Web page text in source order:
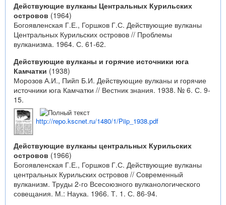
Действующие вулканы Центральных Курильских
островов (1964)
Богоявленская Г.Е., Горшков Г.С. Действующие вулканы
Центральных Курильских островов // Проблемы
вулканизма. 1964. С. 61-62.
Действующие вулканы и горячие источники юга
Камчатки (1938)
Морозов А.И., Пийп Б.И. Действующие вулканы и горячие
источники юга Камчатки // Вестник знания. 1938. № 6. С. 9-
15.
http://repo.kscnet.ru/1480/1/Piip_1938.pdf
Действующие вулканы центральных Курильских
островов (1966)
Богоявленская Г.Е., Горшков Г.С. Действующие вулканы
центральных Курильских островов // Современный
вулканизм. Труды 2-го Всесоюзного вулканологического
совещания. М.: Наука. 1966. Т. 1. С. 86-94.